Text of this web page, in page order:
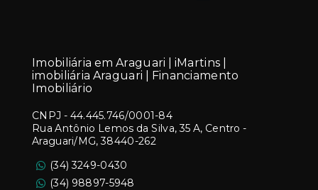
Imobiliária em Araguari | iMartins |
imobiliária Araguari | Financiamento
Imobiliário
CNPJ - 44.445.746/0001-84
Rua Antônio Lemos da Silva, 35 A, Centro -
Araguari/MG, 38440-262
(34) 3249-0430
(34) 98897-5948